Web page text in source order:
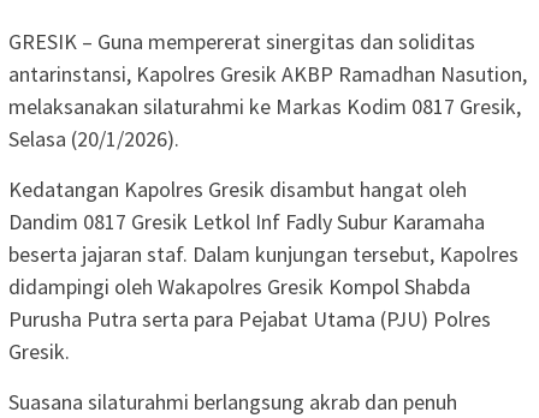
GRESIK – Guna mempererat sinergitas dan soliditas
antarinstansi, Kapolres Gresik AKBP Ramadhan Nasution,
melaksanakan silaturahmi ke Markas Kodim 0817 Gresik,
Selasa (20/1/2026).
Kedatangan Kapolres Gresik disambut hangat oleh
Dandim 0817 Gresik Letkol Inf Fadly Subur Karamaha
beserta jajaran staf. Dalam kunjungan tersebut, Kapolres
didampingi oleh Wakapolres Gresik Kompol Shabda
Purusha Putra serta para Pejabat Utama (PJU) Polres
Gresik.
Suasana silaturahmi berlangsung akrab dan penuh